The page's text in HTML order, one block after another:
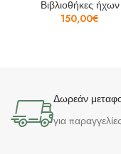
Βιβλιοθήκες ήχων
150,00€
Δωρεάν
για